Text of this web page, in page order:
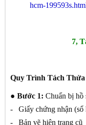
hcm-
7,
Quy Trình Tách
● Bước 1: Chuẩn bị hồ
- Giấy chứng nhận (sổ
- Bản vẽ hiện trạng cũ